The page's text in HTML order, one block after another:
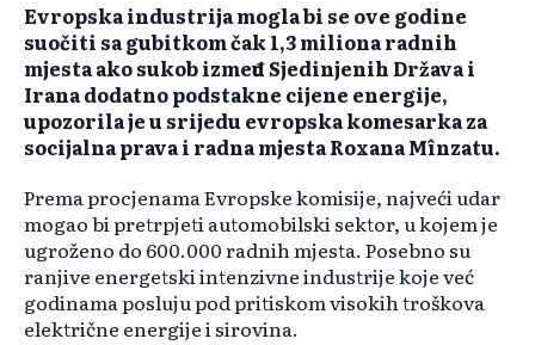
Evropska industrija mogla bi se ove godine
suočiti sa gubitkom čak 1,3 miliona radnih
mjesta ako sukob između Sjedinjenih Država i
Irana dodatno podstakne cijene energije,
upozorila je u srijedu evropska komesarka za
socijalna prava i radna mjesta Roxana Mînzatu.
Prema procjenama Evropske komisije, najveći udar
mogao bi pretrpjeti automobilski sektor, u kojem je
ugroženo do 600.000 radnih mjesta. Posebno su
ranjive energetski intenzivne industrije koje već
godinama posluju pod pritiskom visokih troškova
električne energije i sirovina.